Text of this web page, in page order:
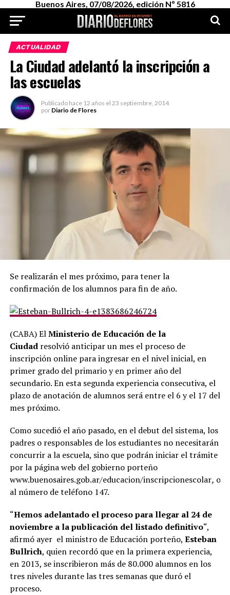
Buenos Aires, 07/08/2026, edición Nº 5816
ACTUALIDAD
La Ciudad adelantó la inscripción a
las escuelas
Publicado hace 12 años el 23 septiembre, 2014
por Diario de Flores
Se realizarán el mes próximo, para tener la
confirmación de los alumnos para fin de año.
(CABA) ElMinisterio de Educación de la
Ciudadresolvió anticipar un mes el proceso de
inscripción online para ingresar en el nivel inicial, en
primer grado del primario y en primer año del
secundario. En esta segunda experiencia consecutiva, el
plazo de anotación de alumnos será entre el 6 y el 17 del
mes próximo.
Como sucedió el año pasado, en el debut del sistema, los
padres o responsables de los estudiantes no necesitarán
concurrir a la escuela, sino que podrán iniciar el trámite
por la página web del gobierno porteño
www.buenosaires.gob.ar/educacion/inscripcionescolar, o
al número de teléfono 147.
“Hemos adelantado el proceso para llegar al 24 de
noviembre a la publicación del listado definitivo“,
afirmó ayer el ministro de Educación porteño, Esteban
Bullrich, quien recordó que en la primera experiencia,
en 2013, se inscribieron más de 80.000 alumnos en los
tres niveles durante las tres semanas que duró el
proceso.